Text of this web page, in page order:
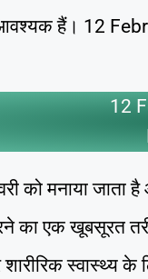
हैं। 12
12
को मनाया जाता
का एक खूबसूरत
स्वास्थ्य के